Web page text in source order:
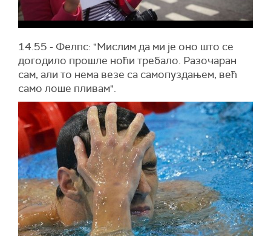
14.55 - Фелпс: "Мислим да ми је оно што се
догодило прошле ноћи требало. Разочаран
сам, али то нема везе са самопуздањем, већ
само лоше пливам".